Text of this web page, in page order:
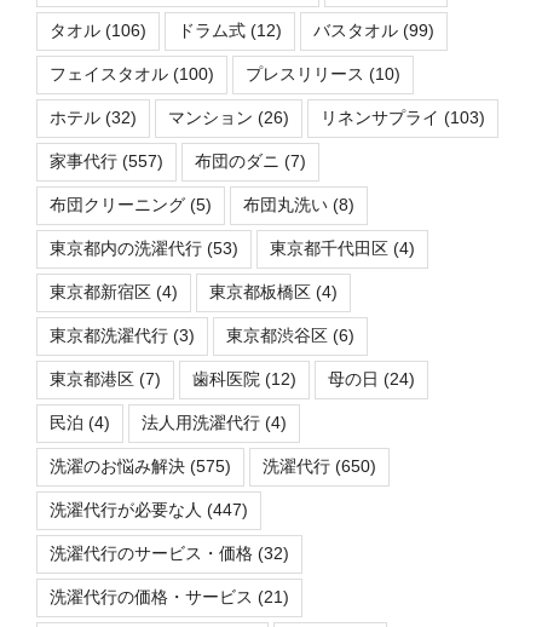
タオル (106) ドラム式 (12) バスタオル (99)
フェイスタオル (100) プレスリリース (10)
ホテル (32) マンション (26) リネンサプライ (103)
家事代行 (557) 布団のダニ (7)
布団クリーニング (5) 布団丸洗い (8)
東京都内の洗濯代行 (53) 東京都千代田区 (4)
東京都新宿区 (4) 東京都板橋区 (4)
東京都洗濯代行 (3) 東京都渋谷区 (6)
東京都港区 (7) 歯科医院 (12) 母の日 (24)
民泊 (4) 法人用洗濯代行 (4)
洗濯のお悩み解決 (575) 洗濯代行 (650)
洗濯代行が必要な人 (447)
洗濯代行のサービス・価格 (32)
洗濯代行の価格・サービス (21)